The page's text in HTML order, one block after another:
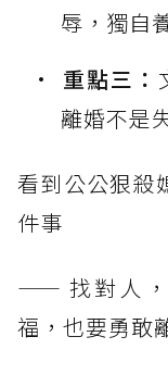
辱，獨自
重點三：
離婚不是
看到公公狠殺
件事
—— 找對人，
福，也要勇敢